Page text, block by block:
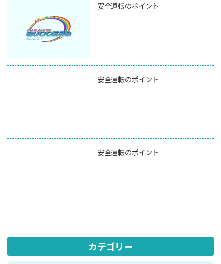
安全運転のポイント
安全運転のポイント
安全運転のポイント
カテゴリー